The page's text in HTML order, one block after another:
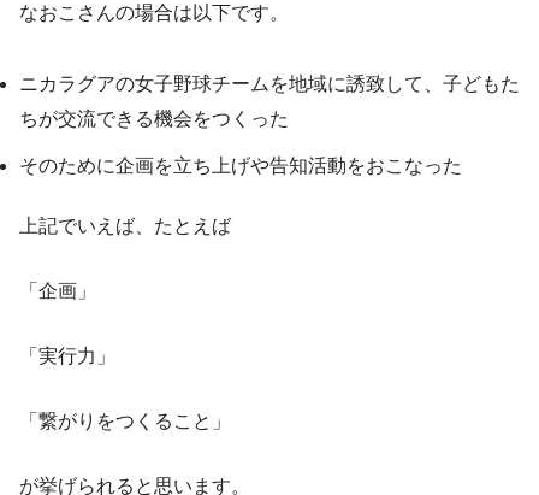
なおこさんの場合は以下です。
ニカラグアの女子野球チームを地域に誘致して、子どもた
ちが交流できる機会をつくった
そのために企画を立ち上げや告知活動をおこなった
上記でいえば、たとえば
「企画」
「実行力」
「繋がりをつくること」
が挙げられると思います。